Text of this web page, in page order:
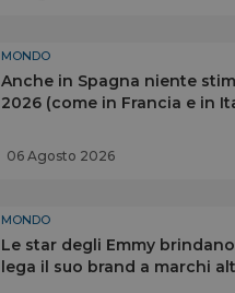
MONDO
Anche in Spagna niente
2026 (come in Francia e in
06 Agosto 2026
MONDO
Le star degli Emmy
lega il suo brand a marchi